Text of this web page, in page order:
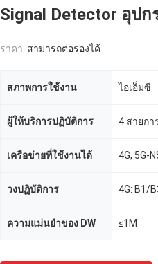
Signal Detector อุป
ราคา: สามารถต่อรองได้
สภาพการใช้งาน ไอเอ็มซี
ผู้ให้บริการปฏิบัติการ 4 สายก
เครือข่ายที่ใช้งานได้ 4G, 5G-
วงปฏิบัติการ
ความแม่นยำของ DW ≤1M